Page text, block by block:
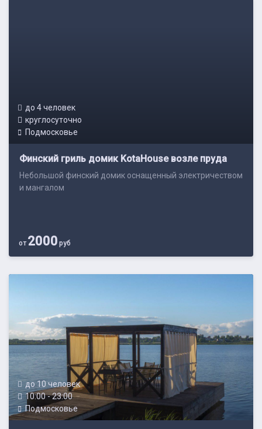
до 4 человек
круглосуточно
Подмосковье
Финский гриль домик KotaHouse возле пруда
Небольшой финский домик оснащенный электричеством
и мангалом
от2000 руб
до 10 человек
10:00 - 23:00
Подмосковье